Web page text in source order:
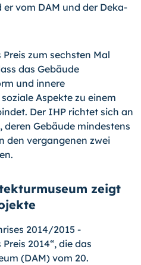
er vom DAM und der Deka­
zum sechsten Mal
das Gebäude
und innere
Aspekte zu einem
Der IHP richtet sich an
Gebäude mindestens
den vergangenen zwei
zeigt
2014/2015 -
2014“, die das
(DAM) vom 20.